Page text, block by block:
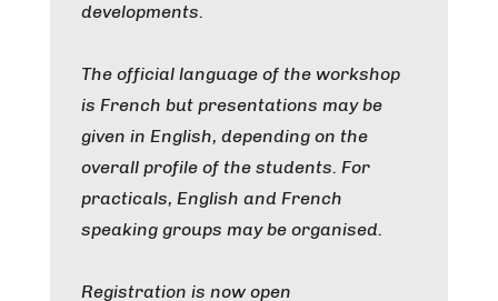
developments.
The official language of the workshop
is French but presentations may be
given in English, depending on the
overall profile of the students. For
practicals, English and French
speaking groups may be organised.
Registration is now open